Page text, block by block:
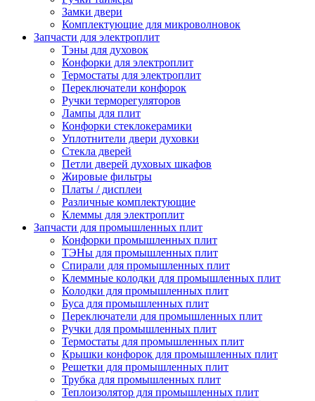
Замки двери
Комплектующие для микроволновок
Запчасти для электроплит
Тэны для духовок
Конфорки для электроплит
Термостаты для электроплит
Переключатели конфорок
Ручки терморегуляторов
Лампы для плит
Конфорки стеклокерамики
Уплотнители двери духовки
Стекла дверей
Петли дверей духовых шкафов
Жировые фильтры
Платы / дисплеи
Различные комплектующие
Клеммы для электроплит
Запчасти для промышленных плит
Конфорки промышленных плит
ТЭНы для промышленных плит
Спирали для промышленных плит
Клеммные колодки для промышленных плит
Колодки для промышленных плит
Буса для промышленных плит
Переключатели для промышленных плит
Ручки для промышленных плит
Термостаты для промышленных плит
Крышки конфорок для промышленных плит
Решетки для промышленных плит
Трубка для промышленных плит
Теплоизолятор для промышленных плит